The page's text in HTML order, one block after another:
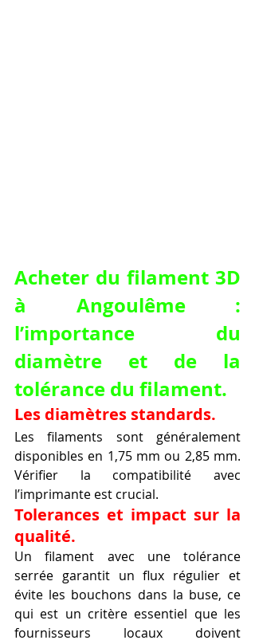
Acheter du filament 3D
à Angoulême :
l’importance du
diamètre et de la
tolérance du filament.
Les diamètres standards.
Les filaments sont généralement
disponibles en 1,75 mm ou 2,85 mm.
Vérifier la compatibilité avec
l’imprimante est crucial.
Tolerances et impact sur la
qualité.
Un filament avec une tolérance
serrée garantit un flux régulier et
évite les bouchons dans la buse, ce
qui est un critère essentiel que les
fournisseurs locaux doivent